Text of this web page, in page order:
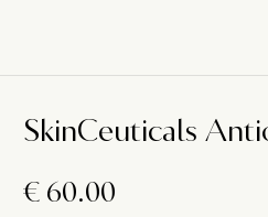
SkinCeuticals
€60.00